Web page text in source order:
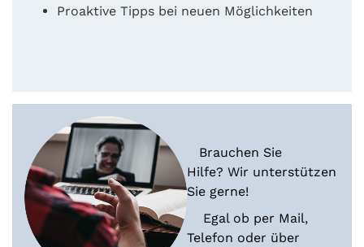
Proaktive Tipps bei neuen Möglichkeiten
Brauchen Sie
Hilfe? Wir unterstützen
Sie gerne!
Egal ob per Mail,
Telefon oder über